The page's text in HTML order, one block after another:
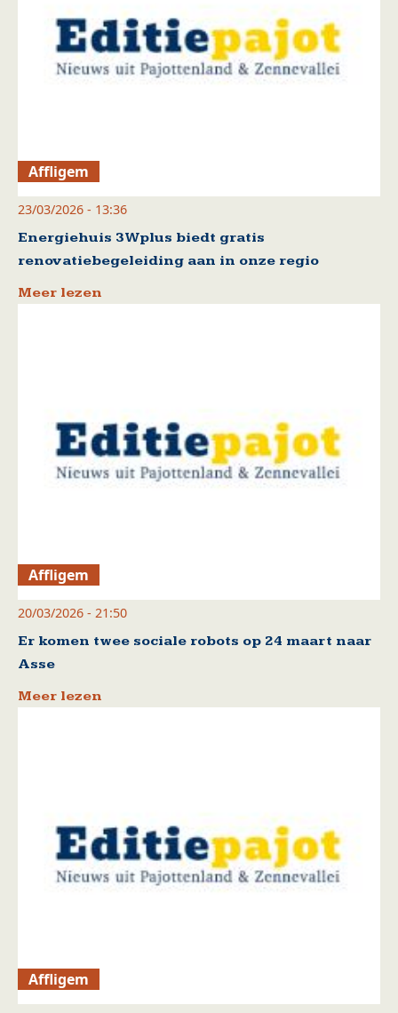
Affligem
23/03/2026 - 13:36
Energiehuis 3Wplus biedt gratis
renovatiebegeleiding aan in onze regio
Meer lezen
Affligem
20/03/2026 - 21:50
Er komen twee sociale robots op 24 maart naar
Asse
Meer lezen
Affligem